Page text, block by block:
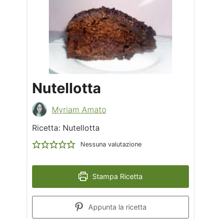
Nutellotta
Myriam Amato
Ricetta: Nutellotta
Nessuna valutazione
Stampa Ricetta
Appunta la ricetta